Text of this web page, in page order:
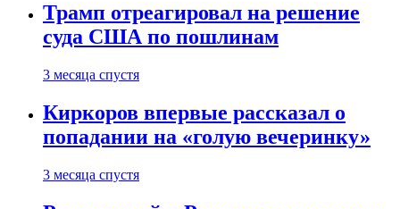
Трамп отреагировал на решение
суда США по пошлинам
3 месяца спустя
Киркоров впервые рассказал о
попадании на «голую вечеринку»
3 месяца спустя